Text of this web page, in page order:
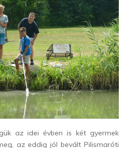
az idei évben is két gyermek
az eddig jól bevált Pilismaróti